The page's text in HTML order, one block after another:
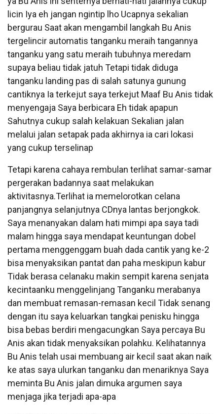
licin Iya eh jangan ngintip lho Ucapnya sekalian
bergurau Saat akan mengambil langkah Bu Anis
tergelincir automatis tanganku meraih tangannya
tanganku yang satu meraih tubuhnya meredam
supaya beliau tidak jatuh Tetapi tidak diduga
tanganku landing pas di salah satunya gunung
cantiknya Ia terkejut saya terkejut Maaf Bu Anis tidak
menyengaja Saya berbicara Eh tidak apapun
Sahutnya cukup salah kelakuan Sekalian jalan
melalui jalan setapak pada akhirnya ia cari lokasi
yang cukup terselinap
Tetapi karena cahaya rembulan terlihat samar-samar
pergerakan badannya saat melakukan
aktivitasnya.Terlihat ia memelorotkan celana
panjangnya selanjutnya CDnya lantas berjongkok.
Saya menanyakan dalam hati mimpi apa saya tadi
malam hingga saya mendapat keuntungan dobel
pertama menggenggam buah dada cantik yang ke-2
bisa menyaksikan pantat dan paha meskipun kabur
Tidak berasa celanaku makin sempit karena senjata
kecintaanku menggelinjang Tanganku merabanya
dan membuat remasan-remasan kecil Tidak senang
dengan itu saya keluarkan tangkai penisku hingga
bisa bebas berdiri mengacungkan Saya percaya Bu
Anis akan tidak menyaksikan polahku. Kelihatannya
Bu Anis telah usai membuang air kecil saat akan naik
ke atas saya ulurkan tanganku dan menariknya Saya
meminta Bu Anis jalan dimuka argumen saya
menjaga jika terjadi apa-apa